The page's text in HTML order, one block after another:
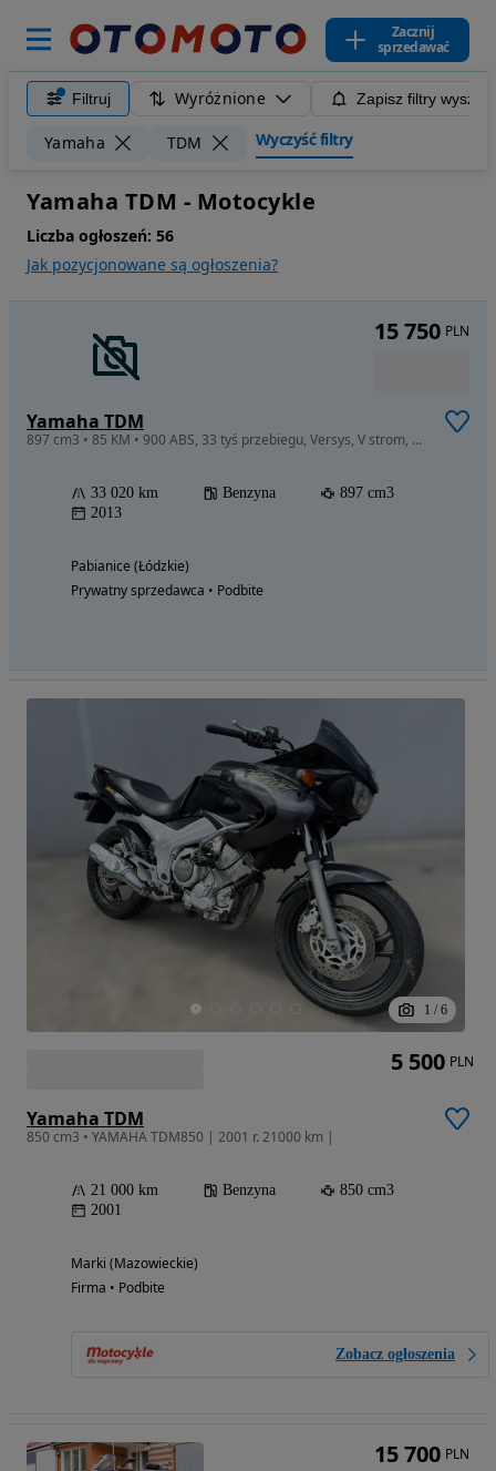
Zacznij
sprzedawać
Filtruj Wyróżnione Zapisz filtry
Yamaha TDM Wyczyść filtry
Yamaha TDM - Motocykle
Liczba ogłoszeń: 56
Jak pozycjonowane są ogłoszenia?
Yamaha TDM
897 cm3 • 85 KM • 900 ABS, 33 tyś przebiegu, Versys, V strom, CBF, Tracer,
33 020 km Benzyna
897 cm3
2013
Pabianice (Łódzkie)
Prywatny sprzedawca • Podbite
15 750 PLN
1 / 6
Yamaha TDM
850 cm3 • YAMAHA TDM850 | 2001 r. 21000 km |
21 000 km Benzyna
850 cm3
2001
Marki (Mazowieckie)
Firma • Podbite
Zobacz ogłoszenia
5 500 PLN
15 700 PLN